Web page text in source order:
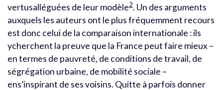
vertusalléguées de leur modèle2. Un des arguments
auxquels les auteurs ont le plus fréquemment recours
est donc celui de la comparaison internationale : ils
ycherchent la preuve que la France peut faire mieux –
en termes de pauvreté, de conditions de travail, de
ségrégation urbaine, de mobilité sociale –
ens’inspirant de ses voisins. Quitte à parfois donner